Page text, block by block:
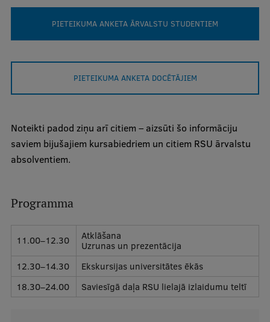
Par RSU
Studentu dzīve
Fakultātes
Mūsu cilvēki
Identitāte
RSU fonds
Aula
PIETEIKUMA ANKETA ĀRVALSTU STUDENTIEM
PIETEIKUMA ANKETA DOCĒTĀJIEM
Noteikti padod ziņu arī citiem – aizsūti šo informāciju
saviem bijušajiem kursabiedriem un citiem RSU ārvalstu
absolventiem.
Programma
11.00–12.30
Atklāšana
Uzrunas un prezentācija
12.30–14.30
Ekskursijas universitātes ēkās
18.30–24.00
Saviesīgā daļa RSU lielajā izlaidumu teltī